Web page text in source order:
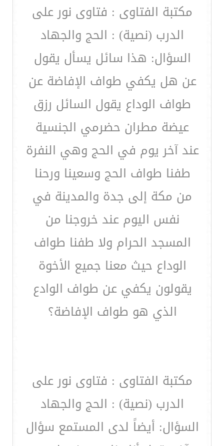
مكتبة الفتاوى : فتاوى نور على
الدرب (نصية) : الحج والجهاد
السؤال: هذا سائل يسأل يقول
عن هل يكفي طواف الإفاضة عن
طواف الوداع يقول السائل رزق
عيضة مطران حضرمي الجنسية
عند آخر يوم في الحج وهي النفرة
طفنا طواف الحج وسعينا ورحنا
من مكة إلى جدة والمدينة في
نفس اليوم عند خروجنا من
المسجد الحرام ولا طفنا طواف
الوداع حيث معنا جميع الأخوة
يقولون يكفي عن طواف الوادع
الذي هو طواف الإفاضة؟
مكتبة الفتاوى : فتاوى نور على
الدرب (نصية) : الحج والجهاد
السؤال: أيضاً لدى المستمع سؤال